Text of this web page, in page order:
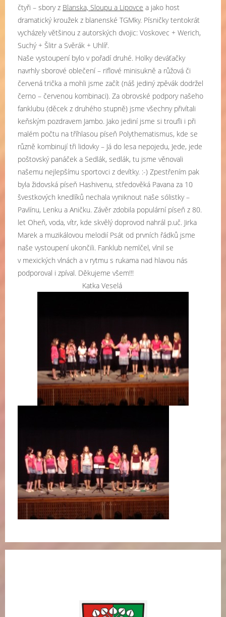
čtyři – sbory z Blanska, Sloupu a Lipovce a jako host
dramatický kroužek z blanenské TGMky. Písničky tentokrát
vycházely většinou z autorských dvojic: Voskovec + Werich,
Suchý + Šlitr a Svěrák + Uhlíř.
Naše vystoupení bylo v pořadí druhé. Holky deváťačky
navrhly sborové oblečení – riflové minisukně a růžová či
červená trička a mohli jsme začít (náš jediný zpěvák dodržel
černo – červenou kombinaci). Za obrovské podpory našeho
fanklubu (děcek z druhého stupně) jsme všechny přivítali
keňským pozdravem Jambo. Jako jediní jsme si troufli i při
malém počtu na tříhlasou píseň Polythematismus, kde se
různě kombinují tři lidovky – Já do lesa nepojedu, Jede, jede
poštovský panáček a Sedlák, sedlák, tu jsme věnovali
našemu nejlepšímu sportovci z devítky. :-) Zpestřením pak
byla židovská píseň Hashivenu, středověká Pavana za 10
švestkových knedlíků nechala vyniknout naše sólistky –
Pavlínu, Lenku a Aničku. Závěr zdobila populární píseň z 80.
let Oheň, voda, vítr, kde skvělý doprovod nahrál p.uč. Jirka
Marek a muzikálovou melodií Psát od prvních řádků jsme
naše vystoupení ukončili. Fanklub nemlčel, vlnil se
v mexických vlnách a v rytmu s rukama nad hlavou nás
podporoval i zpíval. Děkujeme všem!!!
Katka Veselá